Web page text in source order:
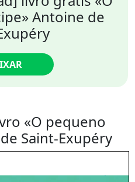
Antoine de
«O pequeno
Saint-Exupéry